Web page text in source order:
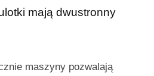
mają dwustronny
maszyny pozwalają